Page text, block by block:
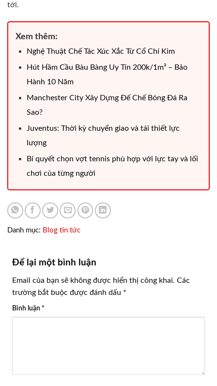
tới.
Xem thêm:
Nghệ Thuật Chế Tác Xúc Xắc Từ Cổ Chí Kim
Hút Hầm Cầu Bàu Bàng Uy Tín 200k/1m³ – Bảo
Hành 10 Năm
Manchester City Xây Dựng Đế Chế Bóng Đá Ra
Sao?
Juventus: Thời kỳ chuyển giao và tái thiết lực
lượng
Bí quyết chọn vợt tennis phù hợp với lực tay và lối
chơi của từng người
Danh mục: Blog tin tức
Để lại một bình luận
Email của bạn sẽ không được hiển thị công khai. Các
trường bắt buộc được đánh dấu *
Bình luận *